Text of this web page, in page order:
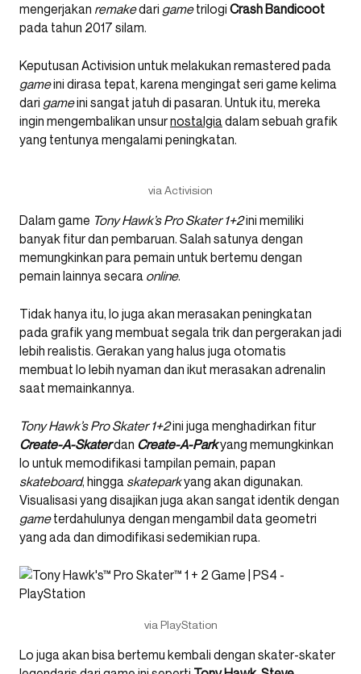
mengerjakan remakedari gametrilogi Crash Bandicoot
pada tahun 2017 silam.
Keputusan Activision untuk melakukan remastered pada
gameini dirasa tepat, karena mengingat seri game kelima
dari gameini sangat jatuh di pasaran. Untuk itu, mereka
ingin mengembalikan unsurnostalgiadalam sebuah grafik
yang tentunya mengalami peningkatan.
via Activision
Dalam game Tony Hawk’s Pro Skater 1+2ini memiliki
banyak fitur dan pembaruan. Salah satunya dengan
memungkinkan para pemain untuk bertemu dengan
pemain lainnya secara online.
Tidak hanya itu, lo juga akan merasakan peningkatan
pada grafik yang membuat segala trik dan pergerakan jadi
lebih realistis. Gerakan yang halus juga otomatis
membuat lo lebih nyaman dan ikut merasakan adrenalin
saat memainkannya.
Tony Hawk’s Pro Skater 1+2ini juga menghadirkan fitur
Create-A-Skaterdan Create-A-Parkyang memungkinkan
lo untuk memodifikasi tampilan pemain, papan
skateboard, hingga skateparkyang akan digunakan.
Visualisasi yang disajikan juga akan sangat identik dengan
gameterdahulunya dengan mengambil data geometri
yang ada dan dimodifikasi sedemikian rupa.
via PlayStation
Lo juga akan bisa bertemu kembali dengan skater-skater